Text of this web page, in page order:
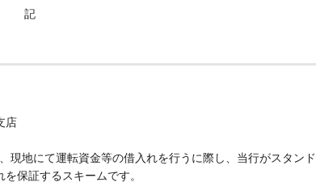
記
店
現地にて運転資金等の借入れを行うに際し、当行がスタンド
を保証するスキームです。